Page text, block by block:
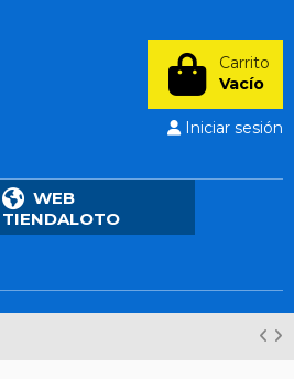
Carrito
Vacío
Iniciar sesión
WEB
TIENDALOTO